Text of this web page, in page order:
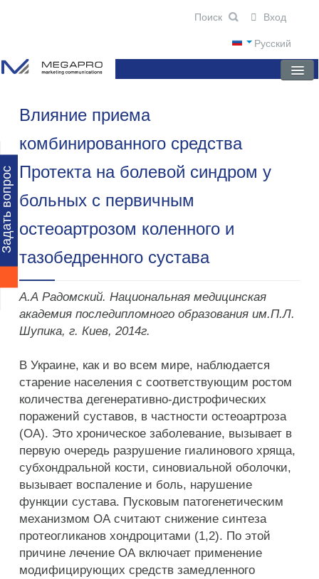
вопрос
Русский
Вход
ГЛАВНАЯ
О КОМПАНИИ
НОВОСТИ
ПРЕПАРАТЫ
НАУЧНЫЕ ПУБЛИКАЦИИ
ПАРТНЕРЫ
Влияние приема
комбинированного средства
Протекта на болевой синдром у
больных с первичным
остеоартрозом коленного и
тазобедренного сустава
А.А Радомский. Национальная медицинская
академия последипломного образования им.П.Л.
Шупика, г. Киев, 2014г.
В Украине, как и во всем мире, наблюдается
старение населения с соответствующим ростом
количества дегенеративно-дистрофических
поражений суставов, в частности остеоартроза
(ОА). Это хроническое заболевание, вызывает в
первую очередь разрушение гиалинового хряща,
субхондральной кости, синовиальной оболочки,
вызывает воспаление и боль, нарушение
функции сустава. Пусковым патогенетическим
механизмом ОА считают снижение синтеза
протеогликанов хондроцитами (1,2). По этой
причине лечение ОА включает применение
модифицирующих средств замедленного